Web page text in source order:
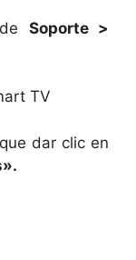
Soporte >
dar clic en